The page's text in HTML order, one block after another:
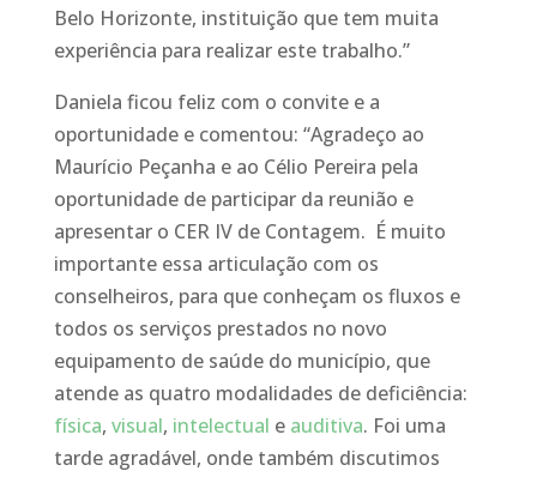
Belo Horizonte, instituição que tem muita
experiência para realizar este trabalho.”
Daniela ficou feliz com o convite e a
oportunidade e comentou: “Agradeço ao
Maurício Peçanha e ao Célio Pereira pela
oportunidade de participar da reunião e
apresentar o CER IV de Contagem. É muito
importante essa articulação com os
conselheiros, para que conheçam os fluxos e
todos os serviços prestados no novo
equipamento de saúde do município, que
atende as quatro modalidades de deficiência:
física, visual, intelectual e auditiva. Foi uma
tarde agradável, onde também discutimos